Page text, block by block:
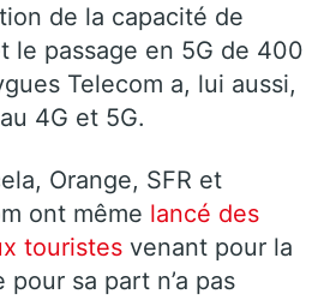
de la capacité de
le passage en 5G de 400
Telecom a, lui aussi,
4G et 5G.
Orange, SFR et
ont même lancé des
touristes venant pour la
sa part n’a pas